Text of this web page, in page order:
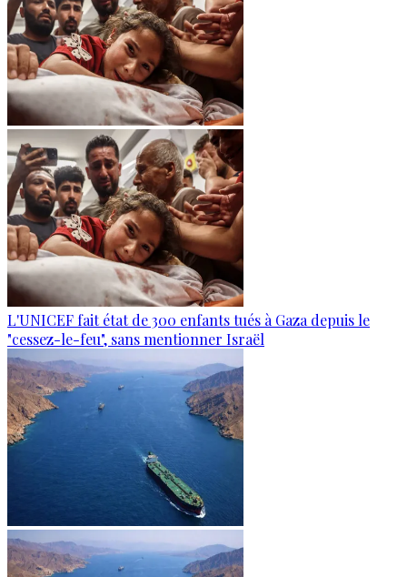
L'UNICEF fait état de 300 enfants tués à Gaza depuis le
"cessez-le-feu", sans mentionner Israël